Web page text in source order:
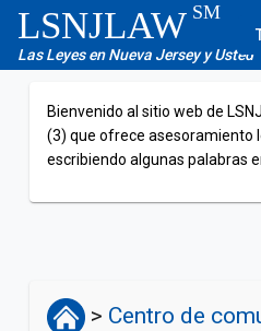
LSNJLAW SM
Las Leyes en Nueva Jersey y Usted
Bienvenido al sitio web de
(3) que ofrece asesoramiento
escribiendo algunas palabras
> Centro de